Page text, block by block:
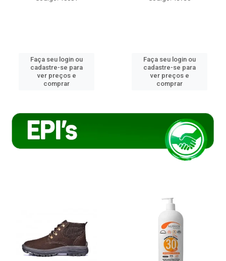
Faça seu login ou
cadastre-se para
ver preços e
comprar
Faça seu login ou
cadastre-se para
ver preços e
comprar